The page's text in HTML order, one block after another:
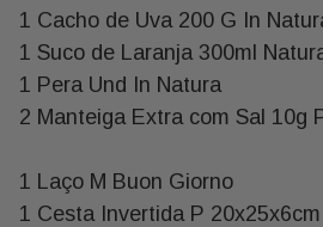
1 Cacho de Uva 200 G In
1 Suco de Laranja 300ml
1 Pera Und In Natura
2 Manteiga Extra com Sal 10g
1 Laço M Buon Giorno
1 Cesta Invertida P